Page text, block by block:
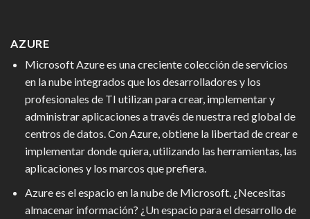
AZURE
Microsoft Azure es una creciente colección de servicios
en la nube integrados que los desarrolladores y los
profesionales de TI utilizan para crear, implementar y
administrar aplicaciones a través de nuestra red global de
centros de datos. Con Azure, obtiene la libertad de crear e
implementar donde quiera, utilizando las herramientas, las
aplicaciones y los marcos que prefiera.
Azure es el espacio en la nube de Microsoft. ¿Necesitas
almacenar información? ¿Un espacio para el desarrollo de